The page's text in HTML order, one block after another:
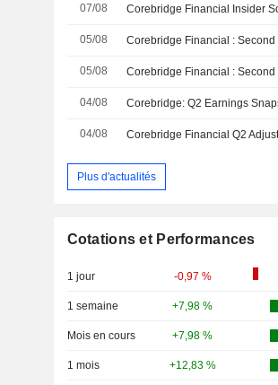
07/08
05/08 Corebridge Financial :
05/08 Corebridge Financial :
04/08 Corebridge: Q2 Earnings
04/08 Corebridge Financial Q2
Plus d'actualités
Cotations et Performances
1 jour -0,97 %
1 semaine +7,98 %
Mois en cours +7,98 %
1 mois +12,83 %